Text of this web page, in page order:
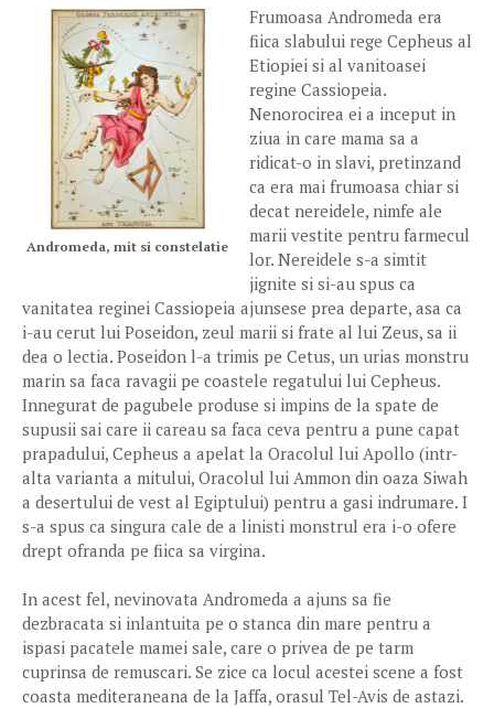
Andromeda, mit si constelatie
Frumoasa Andromeda era
fiica slabului rege Cepheus al
Etiopiei si al vanitoasei
regine Cassiopeia.
Nenorocirea ei a inceput in
ziua in care mama sa a
ridicat-o in slavi, pretinzand
ca era mai frumoasa chiar si
decat nereidele, nimfe ale
marii vestite pentru farmecul
lor. Nereidele s-a simtit
jignite si si-au spus ca
vanitatea reginei Cassiopeia ajunsese prea departe, asa ca
i-au cerut lui Poseidon, zeul marii si frate al lui Zeus, sa ii
dea o lectia. Poseidon l-a trimis pe Cetus, un urias monstru
marin sa faca ravagii pe coastele regatului lui Cepheus.
Innegurat de pagubele produse si impins de la spate de
supusii sai care ii careau sa faca ceva pentru a pune capat
prapadului, Cepheus a apelat la Oracolul lui Apollo (intr-
alta varianta a mitului, Oracolul lui Ammon din oaza Siwah
a desertului de vest al Egiptului) pentru a gasi indrumare. I
s-a spus ca singura cale de a linisti monstrul era i-o ofere
drept ofranda pe fiica sa virgina.
In acest fel, nevinovata Andromeda a ajuns sa fie
dezbracata si inlantuita pe o stanca din mare pentru a
ispasi pacatele mamei sale, care o privea de pe tarm
cuprinsa de remuscari. Se zice ca locul acestei scene a fost
coasta mediteraneana de la Jaffa, orasul Tel-Avis de astazi.